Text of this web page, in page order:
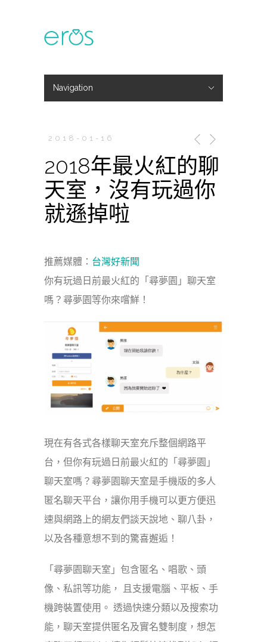
Navigation
2018-01-16
2018年最火紅的聊
天室，沒有玩過你
就遜掉啦
推薦媒體： 台灣好新聞
你有玩過日前最火紅的「尋夢園」聊天室
嗎？尋夢園等你來嚐鮮！
現在有各式各樣聊天室充斥整個網路平
台，但你有玩過日前最火紅的「尋夢園」
聊天室嗎？尋夢園聊天室是手機版的多人
匿名聊天平台，讓你用手機可以更方便迅
速與網路上的網友們談天說地、聊八卦，
以及各種意想不到的驚喜邂逅！
「尋夢園聊天室」包含匿名、唱歌、頭
像、私訊等功能， 且支援電腦、平板、手
機跨裝置使用。 透過快速分類以及搜索功
能，聊天室提供匿名及實名雙制度，想怎